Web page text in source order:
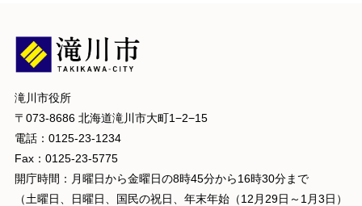
滝川市役所
〒073-8686 北海道滝川市大町1−2−15
電話：0125-23-1234
Fax：0125-23-5775
開庁時間：月曜日から金曜日の8時45分から16時30分まで
（土曜日、日曜日、国民の祝日、年末年始（12月29日～1月3日）